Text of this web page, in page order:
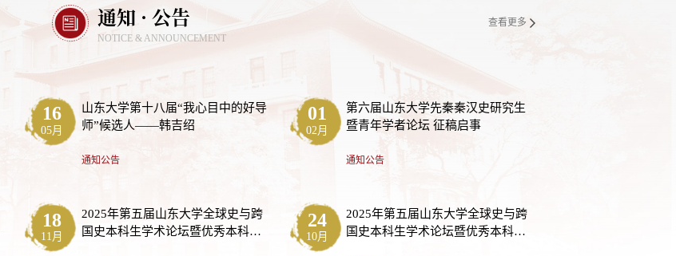
通知 · 公告
NOTICE & ANNOUNCEMENT
查看更多
16
05月
山东大学第十八届“我心目中的好导
师”候选人——韩吉绍
通知公告
01
02月
第六届山东大学先秦秦汉史研究生
暨青年学者论坛 征稿启事
通知公告
18
11月
2025年第五届山东大学全球史与跨
国史本科生学术论坛暨优秀本科生
24
10月
2025年第五届山东大学全球史与跨
国史本科生学术论坛暨优秀本科生